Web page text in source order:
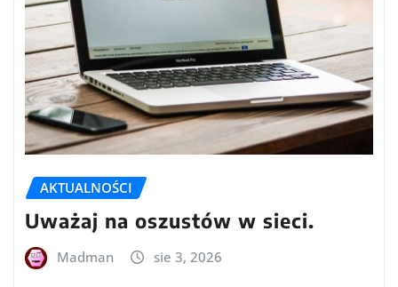
AKTUALNOŚCI
Uważaj na oszustów w sieci.
Madman sie 3, 2026